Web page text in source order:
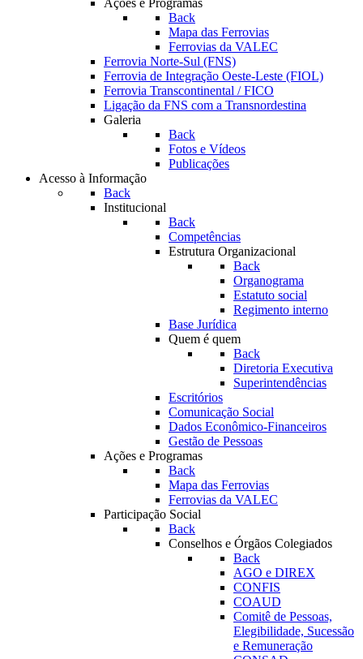
Ações e Programas
Back
Mapa das Ferrovias
Ferrovias da VALEC
Ferrovia Norte-Sul (FNS)
Ferrovia de Integração Oeste-Leste (FIOL)
Ferrovia Transcontinental / FICO
Ligação da FNS com a Transnordestina
Galeria
Back
Fotos e Vídeos
Publicações
Acesso à Informação
Back
Institucional
Back
Competências
Estrutura Organizacional
Back
Organograma
Estatuto social
Regimento interno
Base Jurídica
Quem é quem
Back
Diretoria Executiva
Superintendências
Escritórios
Comunicação Social
Dados Econômico-Financeiros
Gestão de Pessoas
Ações e Programas
Back
Mapa das Ferrovias
Ferrovias da VALEC
Participação Social
Back
Conselhos e Órgãos Colegiados
Back
AGO e DIREX
CONFIS
COAUD
Comitê de Pessoas,
Elegibilidade, Sucessão
e Remuneração